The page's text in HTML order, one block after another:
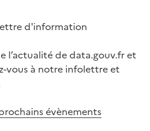
d'information
l’actualité de data.gouv.fr et
vous à notre infolettre et
évènements